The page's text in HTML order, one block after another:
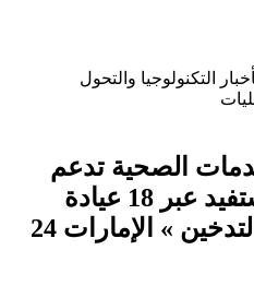
التكنولوجيا والتحول
الصحية تدعم
أكثر من ثلاثة آلاف مستفيد عبر 18 عيادة
» الإمارات 24